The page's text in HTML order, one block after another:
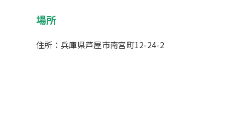
場所
住所：兵庫県芦屋市南宮町12-24-2